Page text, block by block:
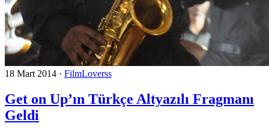
18 Mart 2014 · FilmLoverss
Get on Up’ın Türkçe Altyazılı Fragmanı
Geldi